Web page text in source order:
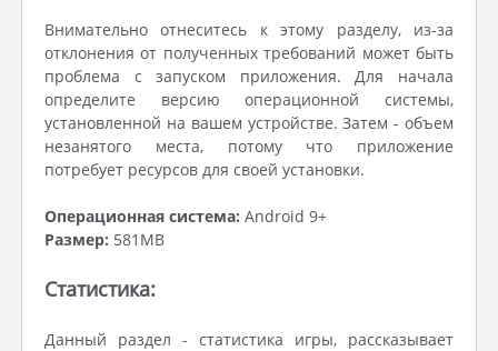
Внимательно отнеситесь к этому разделу, из-за
отклонения от полученных требований может быть
проблема с запуском приложения. Для начала
определите версию операционной системы,
установленной на вашем устройстве. Затем - объем
незанятого места, потому что приложение
потребует ресурсов для своей установки.
Операционная система: Android 9+
Размер: 581MB
Статистика:
Данный раздел - статистика игры, рассказывает